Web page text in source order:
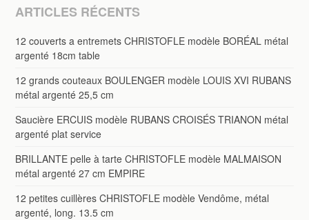
ARTICLES RÉCENTS
12 couverts a entremets CHRISTOFLE modèle BORÉAL métal
argenté 18cm table
12 grands couteaux BOULENGER modèle LOUIS XVI RUBANS
métal argenté 25,5 cm
Saucière ERCUIS modèle RUBANS CROISÉS TRIANON métal
argenté plat service
BRILLANTE pelle à tarte CHRISTOFLE modèle MALMAISON
métal argenté 27 cm EMPIRE
12 petites cuillères CHRISTOFLE modèle Vendôme, métal
argenté, long. 13.5 cm